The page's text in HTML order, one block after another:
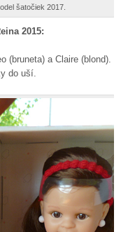
šatočiek 2017.
2015:
(bruneta) a Claire (blond).
do uší.